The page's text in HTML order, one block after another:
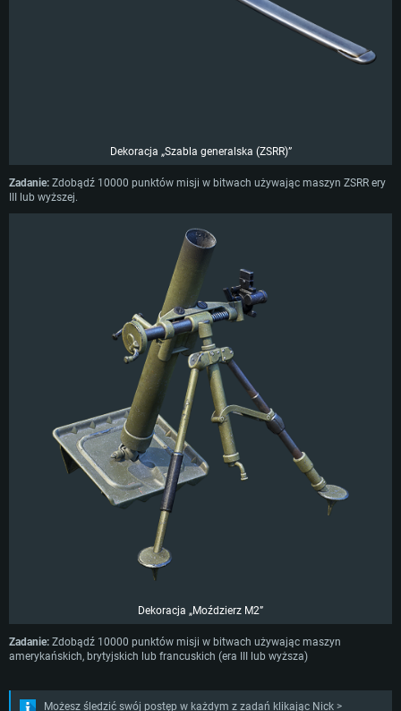
WYMAGANIA SYSTEMOWE
For PC
For MAC
Minimalne
Minimalne
Minimalne
Dekoracja „Szabla generalska (ZSRR)”
Zadanie: Zdobądź 10000 punktów misji w bitwach używając maszyn ZSRR ery
III lub wyższej.
Dekoracja „Moździerz M2”
Zadanie: Zdobądź 10000 punktów misji w bitwach używając maszyn
amerykańskich, brytyjskich lub francuskich (era III lub wyższa)
Możesz śledzić swój postęp w każdym z zadań klikając Nick >